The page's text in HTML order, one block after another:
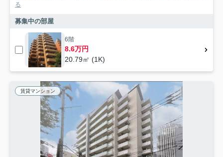
る
募集中の部屋
6階
8.6万円
20.79㎡ (1K)
賃貸マンション